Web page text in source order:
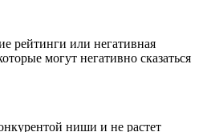
рейтинги или негативная
могут негативно сказаться
ниши и не растет